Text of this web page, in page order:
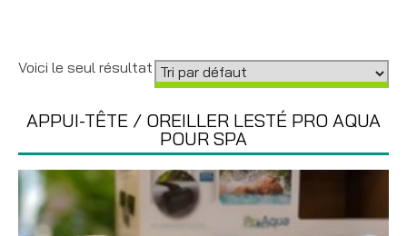
Voici le seul résultat
APPUI-TÊTE / OREILLER LESTÉ PRO AQUA
POUR SPA